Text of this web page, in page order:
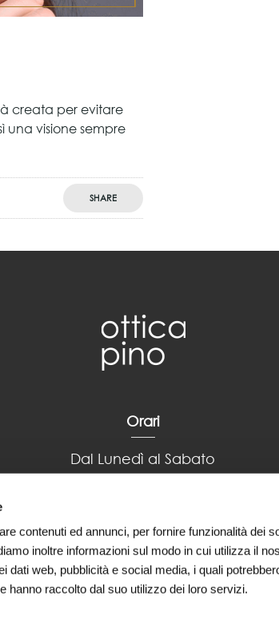
contenuti ed annunci, per fornire funzionalità dei
inoltre informazioni sul modo in cui utilizza il
dati web, pubblicità e social media, i quali
hanno raccolto dal suo utilizzo dei loro servizi.
creata per evitare
visione sempre
SHARE
Orari
Dal Lunedì al Sabato